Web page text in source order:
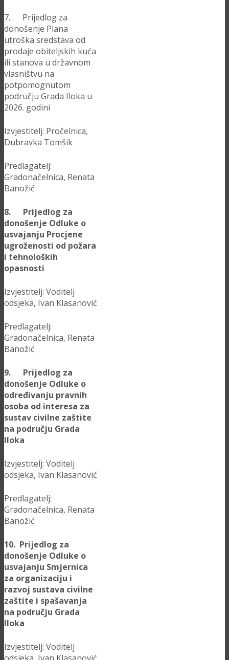
7. Prijedlog za
donošenje Plana
utroška sredstava od
prodaje obiteljskih kuća
ili stanova u državnom
vlasništvu na
potpomognutom
području Grada Iloka u
2026. godini
Izvjestitelj: Pročelnica,
Dubravka Tomšik
Predlagatelj:
Gradonačelnica, Renata
Banožić
8. Prijedlog za
donošenje Odluke o
usvajanju Procjene
ugroženosti od požara
i tehnoloških
opasnosti
Izvjestitelj: Voditelj
odsjeka, Ivan Klasanović
Predlagatelj:
Gradonačelnica, Renata
Banožić
9. Prijedlog za
donošenje Odluke o
određivanju pravnih
osoba od interesa za
sustav civilne zaštite
na području Grada
Iloka
Izvjestitelj: Voditelj
odsjeka, Ivan Klasanović
Predlagatelj:
Gradonačelnica, Renata
Banožić
10. Prijedlog za
donošenje Odluke o
usvajanju Smjernica
za organizaciju i
razvoj sustava civilne
zaštite i spašavanja
na području Grada
Iloka
Izvjestitelj: Voditelj